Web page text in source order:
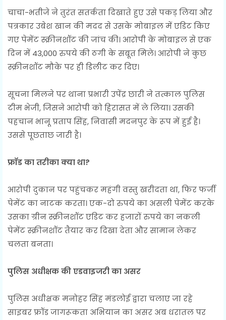
चाचा-भतीजे ने तुरंत सतर्कता दिखाते हुए उसे पकड़ लिया और
पत्रकार उबेश खान की मदद से उसके मोबाइल में एडिट किए
गए पेमेंट स्क्रीनशॉट की जांच की। आरोपी के मोबाइल से एक
दिन में 43,000 रुपये की ठगी के सबूत मिले। आरोपी ने कुछ
स्क्रीनशॉट मौके पर ही डिलीट कर दिए।
सूचना मिलने पर थाना प्रभारी उपेंद्र छारी ने तत्काल पुलिस
टीम भेजी, जिसने आरोपी को हिरासत में ले लिया। उसकी
पहचान भानू प्रताप सिंह, निवासी मदनपुर के रूप में हुई है।
उससे पूछताछ जारी है।
फ्रॉड का तरीका क्या था?
आरोपी दुकान पर पहुंचकर महंगी वस्तु खरीदता था, फिर फर्जी
पेमेंट का नाटक करता। एक-दो रुपये का असली पेमेंट करके
उसका ग्रीन स्क्रीनशॉट एडिट कर हजारों रुपये का नकली
पेमेंट स्क्रीनशॉट तैयार कर दिखा देता और सामान लेकर
चलता बनता।
पुलिस अधीक्षक की एडवाइजरी का असर
पुलिस अधीक्षक मनोहर सिंह मंडलोई द्वारा चलाए जा रहे
साइबर फ्रॉड जागरूकता अभियान का असर अब धरातल पर